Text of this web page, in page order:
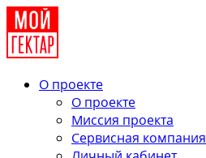
О проекте
О проекте
Миссия проекта
Сервисная компания